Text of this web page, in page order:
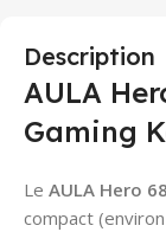
Description
AULA
Gaming
Le AULA Hero
compact